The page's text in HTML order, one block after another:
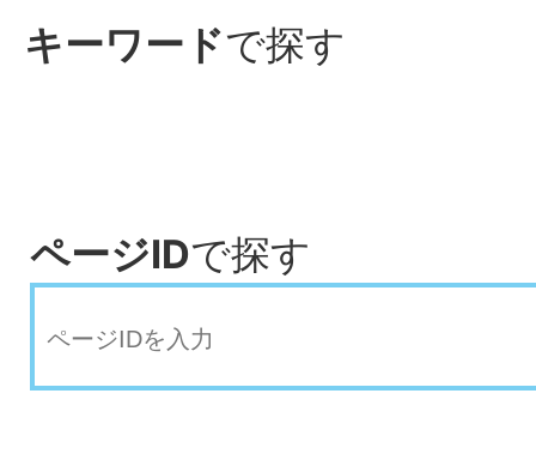
キーワードで探す
ページIDで探す